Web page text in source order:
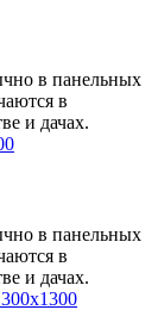
в панельных
в
и дачах.
в панельных
в
и дачах.